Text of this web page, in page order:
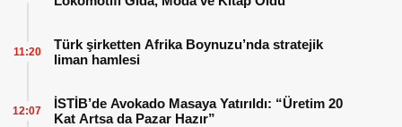
Türk şirketten Afrika Boynuzu’nda stratejik
liman hamlesi
11:20
İSTİB’de Avokado Masaya Yatırıldı: “Üretim 20
Kat Artsa da Pazar Hazır”
12:07